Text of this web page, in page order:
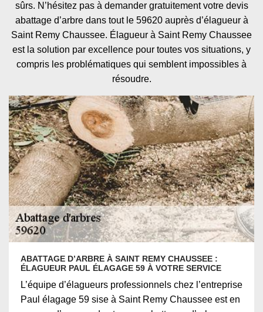
sûrs. N’hésitez pas à demander gratuitement votre devis
abattage d’arbre dans tout le 59620 auprès d’élagueur à
Saint Remy Chaussee. Élagueur à Saint Remy Chaussee
est la solution par excellence pour toutes vos situations, y
compris les problématiques qui semblent impossibles à
résoudre.
ABATTAGE D’ARBRE À SAINT REMY CHAUSSEE :
ÉLAGUEUR PAUL ÉLAGAGE 59 À VOTRE SERVICE
L’équipe d’élagueurs professionnels chez l’entreprise
Paul élagage 59 sise à Saint Remy Chaussee est en